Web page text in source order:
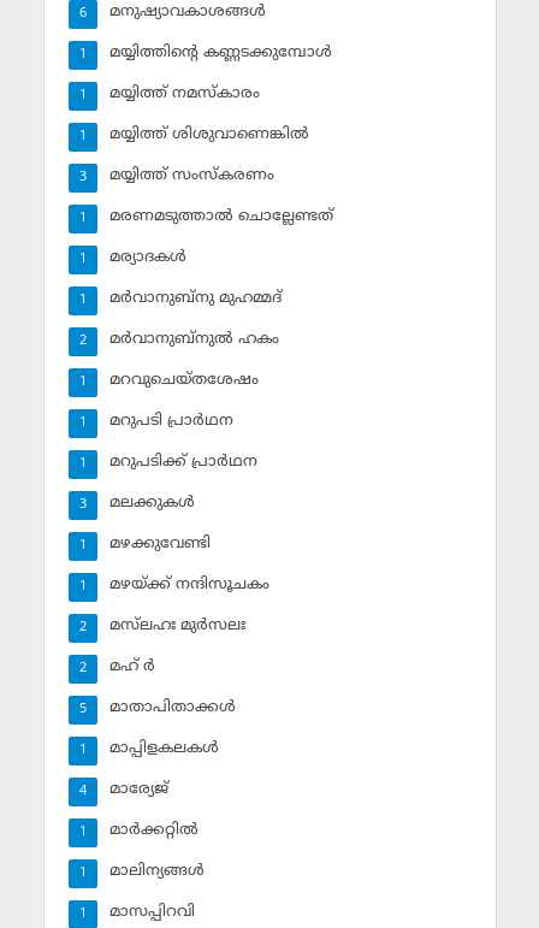
മനുഷ്യാവകാശങ്ങള്‍
6
മയ്യിത്തിന്റെ കണ്ണടക്കുമ്പോള്‍
1
മയ്യിത്ത് നമസ്‌കാരം
1
മയ്യിത്ത് ശിശുവാണെങ്കില്‍
1
മയ്യിത്ത് സംസ്‌കരണം
3
മരണമടുത്താല്‍ ചൊല്ലേണ്ടത്
1
മര്യാദകള്‍
1
മര്‍വാനുബ്‌നു മുഹമ്മദ്
1
മര്‍വാനുബ്‌നുല്‍ ഹകം
2
മറവുചെയ്തശേഷം
1
മറുപടി പ്രാര്‍ഥന
1
മറുപടിക്ക് പ്രാര്‍ഥന
1
മലക്കുകള്‍
3
മഴക്കുവേണ്ടി
1
മഴയ്ക്ക് നന്ദിസൂചകം
1
മസ്‌ലഹഃ മുര്‍സലഃ
2
മഹ് ര്‍
2
മാതാപിതാക്കള്‍
5
മാപ്പിളകലകള്‍
1
മാര്യേജ്
4
മാര്‍ക്കറ്റില്‍
1
മാലിന്യങ്ങള്‍
1
മാസപ്പിറവി
1